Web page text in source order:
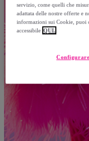
servizio, come quelli che
adattata delle nostre offerte e
informazioni sui Cookie, puoi
accessibile QUI.
Configurare